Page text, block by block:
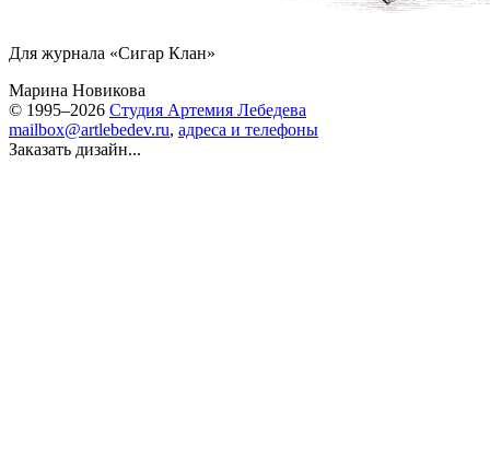
Для журнала «Сигар Клан»
Марина Новикова
© 1995–2026 Студия Артемия Лебедева
mailbox@artlebedev.ru, адреса и телефоны
Заказать дизайн...